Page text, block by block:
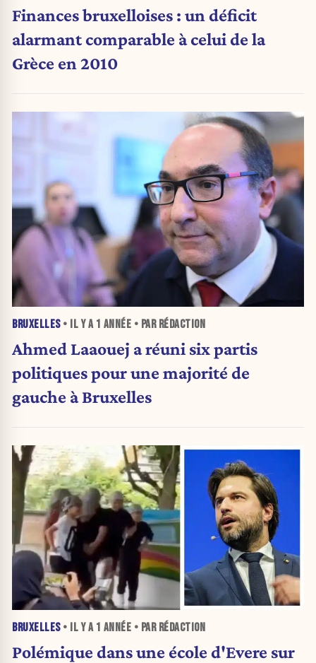
Finances bruxelloises : un déficit
alarmant comparable à celui de la
Grèce en 2010
BRUXELLES• IL Y A 1 ANNÉE • PAR RÉDACTION
Ahmed Laaouej a réuni six partis
politiques pour une majorité de
gauche à Bruxelles
BRUXELLES• IL Y A 1 ANNÉE • PAR RÉDACTION
Polémique dans une école d'Evere sur